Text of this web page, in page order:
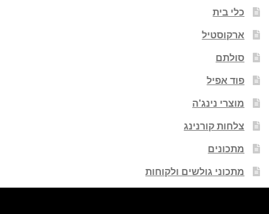
כלי בית
ארקוסטיל
סולתם
פוד אפיל
מוצרי נינג'ה
צלחות קורנינג
מתכונים
מתכוני גולשים ולקוחות